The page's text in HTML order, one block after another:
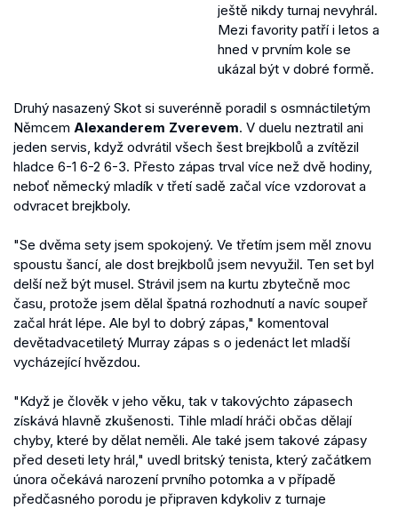
ještě nikdy turnaj nevyhrál.
Mezi favority patří i letos a
hned v prvním kole se
ukázal být v dobré formě.
Druhý nasazený Skot si suverénně poradil s osmnáctiletým
Němcem Alexanderem Zverevem. V duelu neztratil ani
jeden servis, když odvrátil všech šest brejkbolů a zvítězil
hladce 6-1 6-2 6-3. Přesto zápas trval více než dvě hodiny,
neboť německý mladík v třetí sadě začal více vzdorovat a
odvracet brejkboly.
"Se dvěma sety jsem spokojený. Ve třetím jsem měl znovu
spoustu šancí, ale dost brejkbolů jsem nevyužil. Ten set byl
delší než být musel. Strávil jsem na kurtu zbytečně moc
času, protože jsem dělal špatná rozhodnutí a navíc soupeř
začal hrát lépe. Ale byl to dobrý zápas," komentoval
devětadvacetiletý Murray zápas s o jedenáct let mladší
vycházející hvězdou.
"Když je člověk v jeho věku, tak v takovýchto zápasech
získává hlavně zkušenosti. Tihle mladí hráči občas dělají
chyby, které by dělat neměli. Ale také jsem takové zápasy
před deseti lety hrál," uvedl britský tenista, který začátkem
února očekává narození prvního potomka a v případě
předčasného porodu je připraven kdykoliv z turnaje